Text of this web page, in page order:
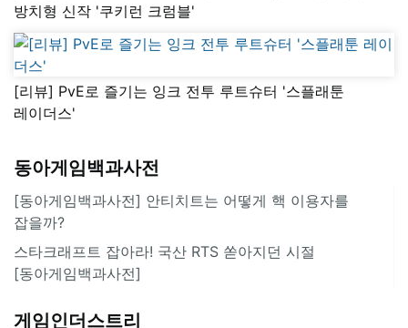
방치형 신작 '쿠키런 크럼블'
[리뷰] PvE로 즐기는 잉크 전투 루트슈터 '스플래툰
레이더스'
동아게임백과사전
[동아게임백과사전] 안티치트는 어떻게 핵 이용자를
잡을까?
스타크래프트 잡아라! 국산 RTS 쏟아지던 시절
[동아게임백과사전]
게임인더스트리